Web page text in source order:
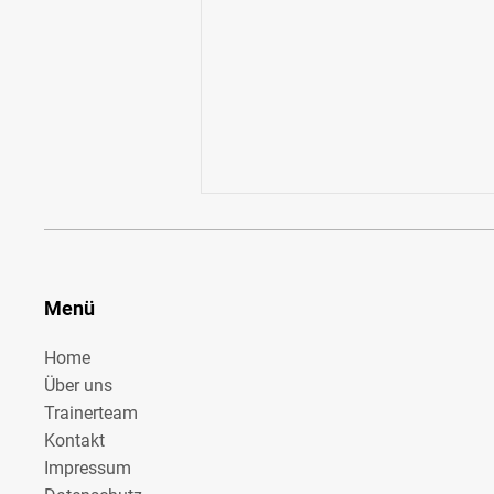
Menü
Home
Über uns
Trainerteam
Kontakt
Impressum